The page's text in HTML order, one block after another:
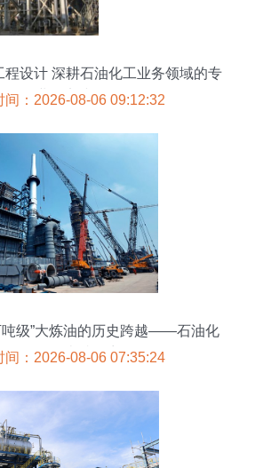
程设计 深耕石油化工业务领域的专
业化实践
间：2026-08-06 09:12:32
吨级”大炼油的历史跨越——石油化
工工程的卓越篇章
间：2026-08-06 07:35:24